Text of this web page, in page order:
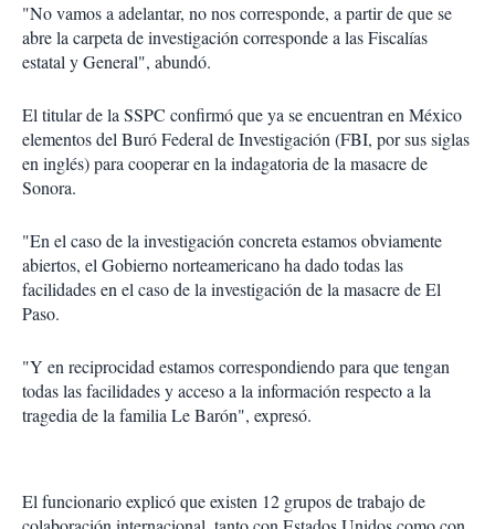
"No vamos a adelantar, no nos corresponde, a partir de que se
abre la carpeta de investigación corresponde a las Fiscalías
estatal y General", abundó.
El titular de la SSPC confirmó que ya se encuentran en México
elementos del Buró Federal de Investigación (FBI, por sus siglas
en inglés) para cooperar en la indagatoria de la masacre de
Sonora.
"En el caso de la investigación concreta estamos obviamente
abiertos, el Gobierno norteamericano ha dado todas las
facilidades en el caso de la investigación de la masacre de El
Paso.
"Y en reciprocidad estamos correspondiendo para que tengan
todas las facilidades y acceso a la información respecto a la
tragedia de la familia Le Barón", expresó.
El funcionario explicó que existen 12 grupos de trabajo de